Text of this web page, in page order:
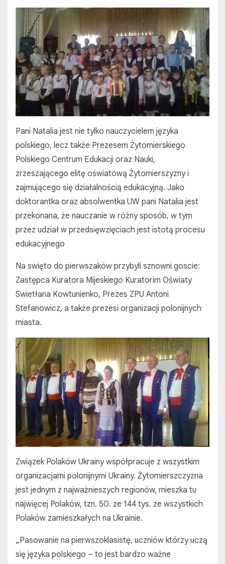
Pani Natalia jest nie tylko nauczycielem języka
polskiego, lecz także Prezesem Żytomierskiego
Polskiego Centrum Edukacji oraz Nauki,
zrzeszającego elitę oświatową Żytomierszyzny i
zajmującego się działalnością edukacyjną. Jako
doktorantka oraz absolwentka UW pani Natalia jest
przekonana, że nauczanie w różny sposób, w tym
przez udział w przedsięwzięciach jest istotą procesu
edukacyjnego
Na swięto do pierwszaków przybyli sznowni goscie:
Zastępca Kuratora Mijeskiego Kuratorim Oświaty
Swietłana Kowtunienko, Prezes ZPU Antoni
Stefanowicz, a także prezesi organizacji polonijnych
miasta.
Związek Polaków Ukrainy współpracuje z wszystkim
organizacjami polonijnymi Ukrainy. Żytomierszczyzna
jest jednym z najważnieszych regionów, mieszka tu
najwięcej Polaków, tzn. 50. ze 144 tys. ze wszystkich
Polaków zamieszkałych na Ukrainie.
„Pasowanie na pierwszoklasistę, uczniów którzy uczą
się języka polskiego – to jest bardzo ważne